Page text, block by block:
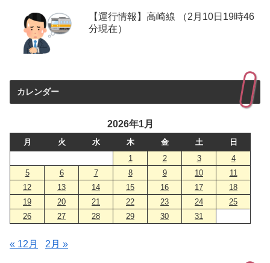
【運行情報】高崎線 （2月10日19時46
分現在）
カレンダー
2026年1月
月 火 水 木 金 土
日
1
2 3
4
5
6 7 8 9 10
11
12
13 14 15 16 17
18
19
20 21 22 23 24
25
26
27 28 29 30 31
« 12月 2月 »